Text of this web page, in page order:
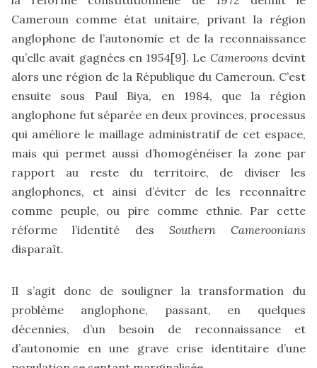
Cameroun comme état unitaire, privant la région
anglophone de l’autonomie et de la reconnaissance
qu’elle avait gagnées en 1954[9]. Le Cameroons devint
alors une région de la République du Cameroun. C’est
ensuite sous Paul Biya, en 1984, que la région
anglophone fut séparée en deux provinces, processus
qui améliore le maillage administratif de cet espace,
mais qui permet aussi d’homogénéiser la zone par
rapport au reste du territoire, de diviser les
anglophones, et ainsi d’éviter de les reconnaître
comme peuple, ou pire comme ethnie. Par cette
réforme l’identité des Southern Cameroonians
disparaît.
Il s’agit donc de souligner la transformation du
problème anglophone, passant, en quelques
décennies, d’un besoin de reconnaissance et
d’autonomie en une grave crise identitaire d’une